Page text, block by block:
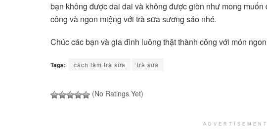
bạn không được dai dai và không được giòn như mong
công và ngon miệng với trà sữa sương sáo nhé.
Chúc các bạn và gia đình luông thật thành công với món ngon
Tags: cách làm trà sữa trà sữa
(No Ratings Yet)
ADVERTISEMENT